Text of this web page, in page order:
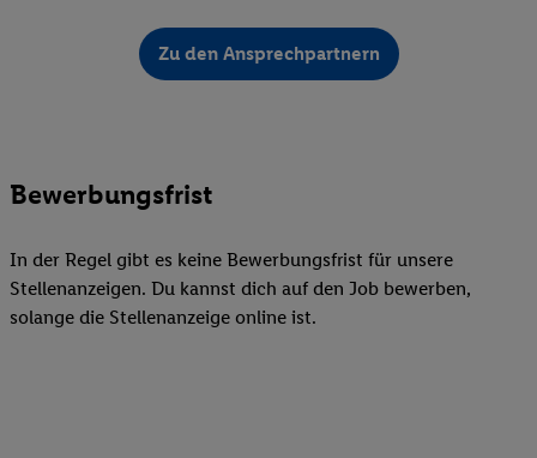
Zu den Ansprechpartnern
Bewerbungsfrist
In der Regel gibt es keine Bewerbungsfrist für unsere
Stellenanzeigen. Du kannst dich auf den Job bewerben,
solange die Stellenanzeige online ist.